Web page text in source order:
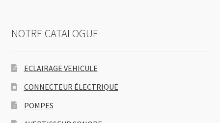
NOTRE CATALOGUE
ECLAIRAGE VEHICULE
CONNECTEUR ÉLECTRIQUE
POMPES